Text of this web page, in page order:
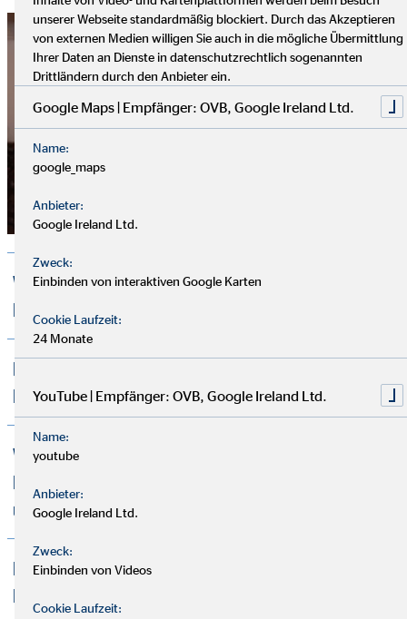
Wie findet mein Berater die passenden
Produkte und Finanzlösungen für mich?
Muss ich die angebotenen Produkte und
Finanzlösungen annehmen?
Was passiert, wenn ich mit den
Empfehlungen meines Finanzberaters
unzufrieden bin?
Bekommt jeder Kunde die gleichen
Finanzlösungen vorgeschlagen?
unserer Webseite standardmäßig blockiert. Durch das Akzeptieren
von externen Medien willigen Sie auch in die mögliche Übermittlung
Ihrer Daten an Dienste in datenschutzrechtlich sogenannten
Drittländern durch den Anbieter ein.
Google Maps | Empfänger: OVB, Google Ireland Ltd.
Name:
google_maps
Anbieter:
Google Ireland Ltd.
Zweck:
Einbinden von interaktiven Google Karten
Cookie Laufzeit:
24 Monate
YouTube | Empfänger: OVB, Google Ireland Ltd.
Name:
youtube
Anbieter:
Google Ireland Ltd.
Zweck:
Einbinden von Videos
Cookie Laufzeit: